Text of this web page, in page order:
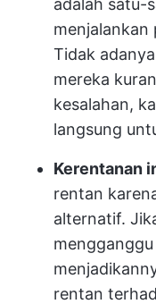
adalah satu-
menjalankan
Tidak
mereka
kesalahan,
langsung
Kerentanan
rentan
alternatif.
rentan